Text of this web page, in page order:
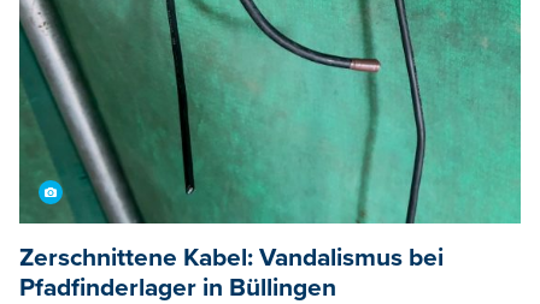
Zerschnittene Kabel: Vandalismus bei
Pfadfinderlager in Büllingen